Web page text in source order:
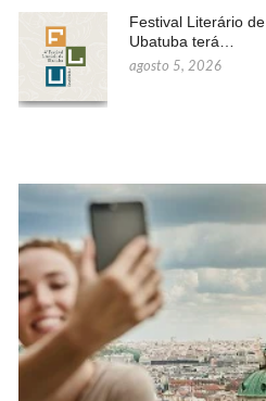
Festival Literário de
Ubatuba terá…
agosto 5, 2026